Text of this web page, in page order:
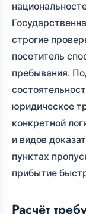
строгие
посетитель
пребывания.
юридическое
конкретной
и видов
пунктах
прибытие
Расчёт